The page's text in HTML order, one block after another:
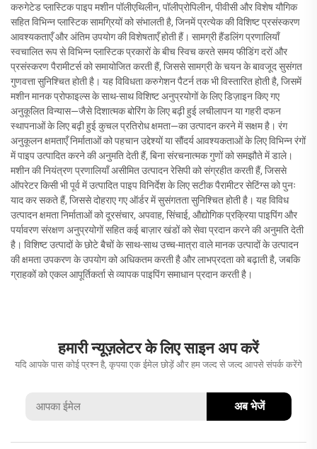
करुगेटेड प्लास्टिक पाइप मशीन पॉलीएथिलीन, पॉलीप्रोपिलीन, पीवीसी और विशेष यौगिक
सहित विभिन्न प्लास्टिक सामग्रियों को संभालती है, जिनमें प्रत्येक की विशिष्ट प्रसंस्करण
आवश्यकताएँ और अंतिम उपयोग की विशेषताएँ होती हैं। सामग्री हैंडलिंग प्रणालियाँ
स्वचालित रूप से विभिन्न प्लास्टिक प्रकारों के बीच स्विच करते समय फीडिंग दरों और
प्रसंस्करण पैरामीटर्स को समायोजित करती हैं, जिससे सामग्री के चयन के बावजूद सुसंगत
गुणवत्ता सुनिश्चित होती है। यह विविधता करुगेशन पैटर्न तक भी विस्तारित होती है, जिसमें
मशीन मानक प्रोफाइल्स के साथ-साथ विशिष्ट अनुप्रयोगों के लिए डिज़ाइन किए गए
अनुकूलित विन्यास—जैसे दिशात्मक बोरिंग के लिए बढ़ी हुई लचीलापन या गहरी दफन
स्थापनाओं के लिए बढ़ी हुई कुचल प्रतिरोध क्षमता—का उत्पादन करने में सक्षम है। रंग
अनुकूलन क्षमताएँ निर्माताओं को पहचान उद्देश्यों या सौंदर्य आवश्यकताओं के लिए विभिन्न रंगों
में पाइप उत्पादित करने की अनुमति देती हैं, बिना संरचनात्मक गुणों को समझौते में डाले।
मशीन की नियंत्रण प्रणालियाँ असीमित उत्पादन रेसिपी को संग्रहीत करती हैं, जिससे
ऑपरेटर किसी भी पूर्व में उत्पादित पाइप विनिर्देश के लिए सटीक पैरामीटर सेटिंग्स को पुनः
याद कर सकते हैं, जिससे दोहराए गए ऑर्डर में सुसंगतता सुनिश्चित होती है। यह विविध
उत्पादन क्षमता निर्माताओं को दूरसंचार, अपवाह, सिंचाई, औद्योगिक प्रक्रिया पाइपिंग और
पर्यावरण संरक्षण अनुप्रयोगों सहित कई बाज़ार खंडों को सेवा प्रदान करने की अनुमति देती
है। विशिष्ट उत्पादों के छोटे बैचों के साथ-साथ उच्च-मात्रा वाले मानक उत्पादों के उत्पादन
की क्षमता उपकरण के उपयोग को अधिकतम करती है और लाभप्रदता को बढ़ाती है, जबकि
ग्राहकों को एकल आपूर्तिकर्ता से व्यापक पाइपिंग समाधान प्रदान करती है।
हमारी न्यूज़लेटर के लिए साइन अप करें
यदि आपके पास कोई प्रश्न है, कृपया एक ईमेल छोड़ें और हम जल्द से जल्द आपसे संपर्क करेंगे
अब भेजें